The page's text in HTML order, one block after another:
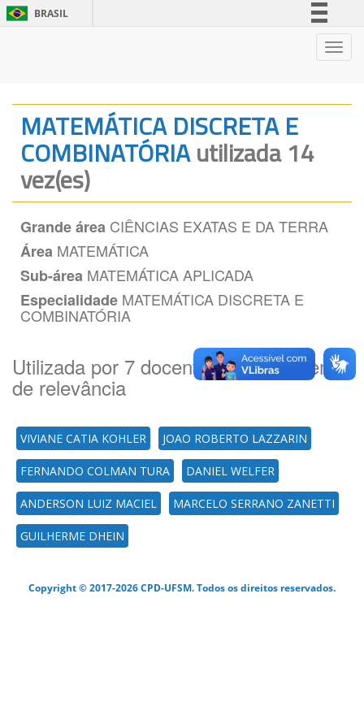
BRASIL
Legislação
Canais
MATEMÁTICA DISCRETA E
COMBINATÓRIAutilizada 14
vez(es)
Grande área CIÊNCIAS EXATAS E DA TERRA
Área MATEMÁTICA
Sub-área MATEMÁTICA APLICADA
Especialidade MATEMÁTICA DISCRETA E
COMBINATÓRIA
Utilizada por 7 docente(es) por ordem
de relevância
VIVIANE CATIA KOHLER JOAO ROBERTO LAZZARIN
FERNANDO COLMAN TURA DANIEL WELFER
ANDERSON LUIZ MACIEL MARCELO SERRANO ZANETTI
GUILHERME DHEIN
Copyright © 2017-2026 CPD-UFSM. Todos os direitos reservados.